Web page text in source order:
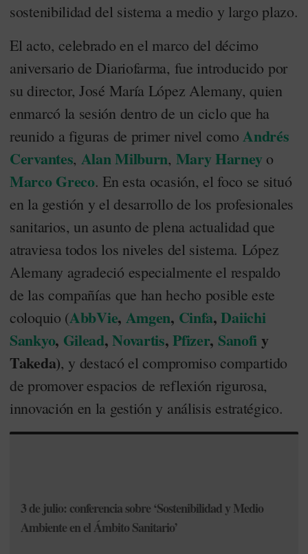
sostenibilidad del sistema a medio y largo plazo.
El acto, celebrado en el marco del décimo
aniversario de Diariofarma, fue introducido por
su director, José María López Alemany, quien
enmarcó la sesión dentro de un ciclo que ha
reunido a figuras de primer nivel comoAndrés
Cervantes, Alan Milburn, Mary Harneyo
Marco Greco. En esta ocasión, el foco se situó
en la gestión y el desarrollo de los profesionales
sanitarios, un asunto de plena actualidad que
atraviesa todos los niveles del sistema. López
Alemany agradeció especialmente el respaldo
de las compañías que han hecho posible este
coloquio (AbbVie, Amgen, Cinfa,Daiichi
Sankyo, Gilead,Novartis,Pfizer, Sanofiy
Takeda), y destacó el compromiso compartido
de promover espacios de reflexión rigurosa,
innovación en la gestión y análisis estratégico.
3 de julio: conferencia sobre ‘Sostenibilidad y Medio
Ambiente en el Ámbito Sanitario’